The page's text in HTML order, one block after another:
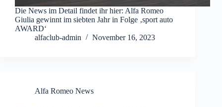
Die News im Detail findet ihr hier: Alfa Romeo
Giulia gewinnt im siebten Jahr in Folge ‚sport auto
AWARD‘
alfaclub-admin
November 16, 2023
Alfa Romeo News